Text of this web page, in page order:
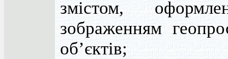
змістом,
зображенням
об’єктів;